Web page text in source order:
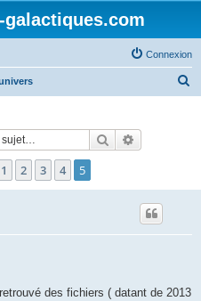
Connexion
Rechercher
Précédente
1 2 3 4 5
des fichiers ( datant de 2013